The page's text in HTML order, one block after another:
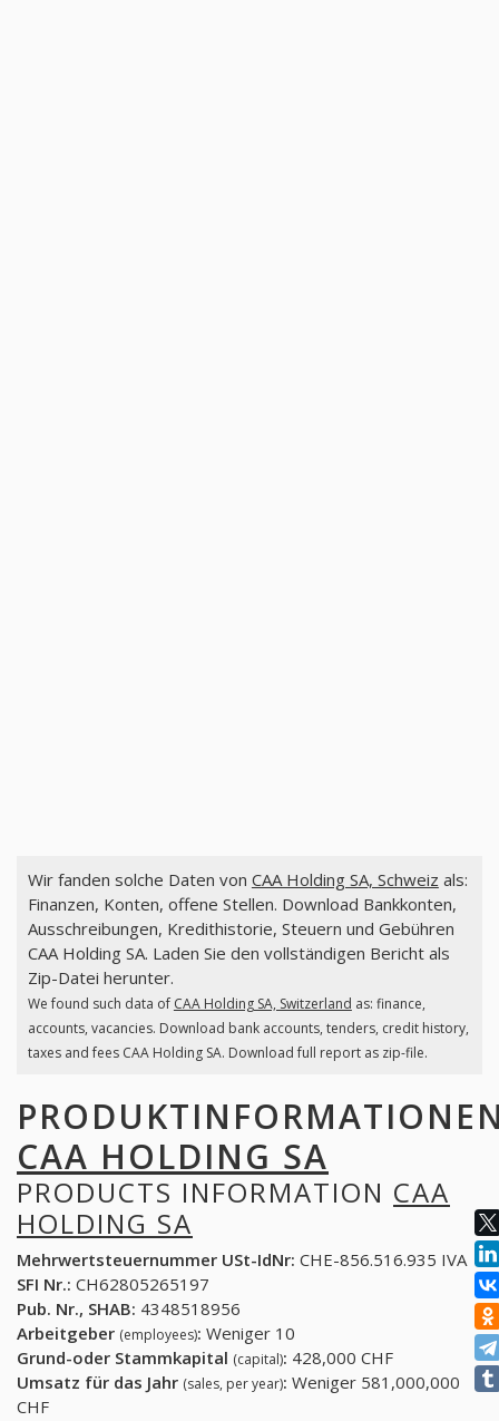
Wir fanden solche Daten von CAA Holding SA, Schweiz als:
Finanzen, Konten, offene Stellen. Download Bankkonten,
Ausschreibungen, Kredithistorie, Steuern und Gebühren
CAA Holding SA. Laden Sie den vollständigen Bericht als
Zip-Datei herunter.
We found such data of CAA Holding SA, Switzerland as: finance,
accounts, vacancies. Download bank accounts, tenders, credit history,
taxes and fees CAA Holding SA. Download full report as zip-file.
CAA HOLDING SA
PRODUCTS INFORMATION CAA
HOLDING SA
Mehrwertsteuernummer USt-IdNr: CHE-856.516.935 IVA
SFI Nr.: CH62805265197
Pub. Nr., SHAB: 4348518956
Arbeitgeber (employees): Weniger 10
Grund-oder Stammkapital (capital): 428,000 CHF
Umsatz für das Jahr (sales, per year): Weniger 581,000,000
CHF